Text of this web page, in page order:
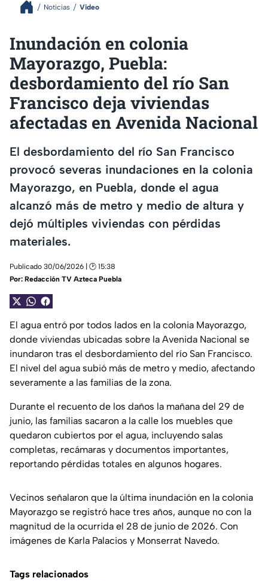
Noticias Video
Inundación en colonia
Mayorazgo, Puebla:
desbordamiento del río San
Francisco deja viviendas
afectadas en Avenida Nacional
El desbordamiento del río San Francisco
provocó severas inundaciones en la colonia
Mayorazgo, en Puebla, donde el agua
alcanzó más de metro y medio de altura y
dejó múltiples viviendas con pérdidas
materiales.
Publicado 30/06/2026 | 🕑 15:38
Por: Redacción TV Azteca Puebla
El agua entró por todos lados en la colonia Mayorazgo,
donde viviendas ubicadas sobre la Avenida Nacional se
inundaron tras el desbordamiento del río San Francisco.
El nivel del agua subió más de metro y medio, afectando
severamente a las familias de la zona.
Durante el recuento de los daños la mañana del 29 de
junio, las familias sacaron a la calle los muebles que
quedaron cubiertos por el agua, incluyendo salas
completas, recámaras y documentos importantes,
reportando pérdidas totales en algunos hogares.
Vecinos señalaron que la última inundación en la colonia
Mayorazgo se registró hace tres años, aunque no con la
magnitud de la ocurrida el 28 de junio de 2026. Con
imágenes de Karla Palacios y Monserrat Navedo.
Tags relacionados